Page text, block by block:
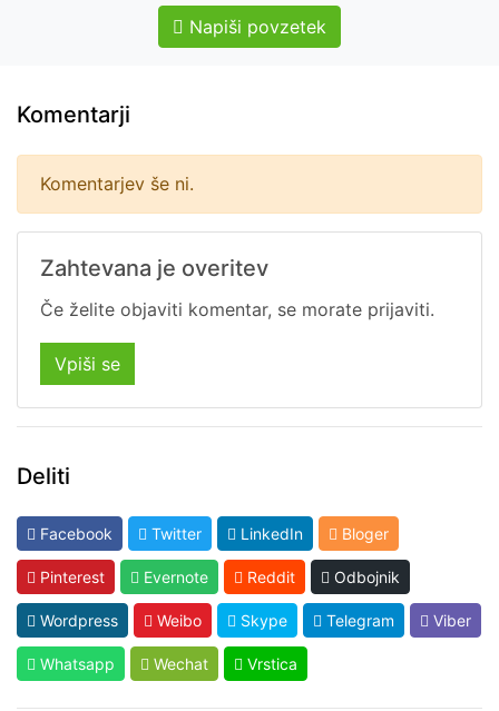
Napiši povzetek
Komentarji
Komentarjev še ni.
Zahtevana je overitev
Če želite objaviti komentar, se morate prijaviti.
Vpiši se
Deliti
Facebook Twitter LinkedIn Bloger
Pinterest Evernote Reddit Odbojnik
Wordpress Weibo Skype Telegram Viber
Whatsapp Wechat Vrstica